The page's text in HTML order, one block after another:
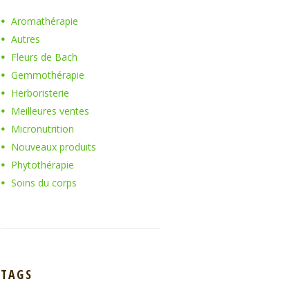
Aromathérapie
Autres
Fleurs de Bach
Gemmothérapie
Herboristerie
Meilleures ventes
Micronutrition
Nouveaux produits
Phytothérapie
Soins du corps
TAGS